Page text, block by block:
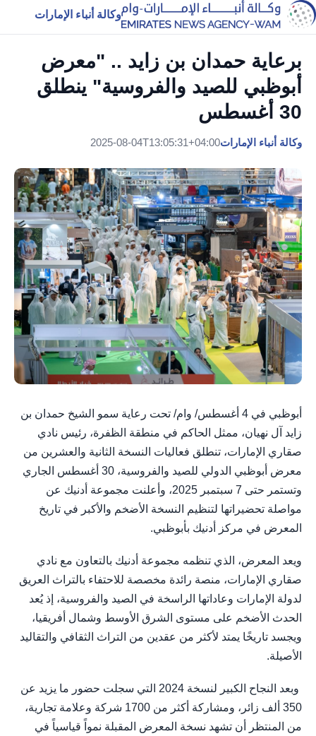
وكالة أنباء الإمارات
برعاية حمدان بن زايد .. "معرض
أبوظبي للصيد والفروسية" ينطلق
30 أغسطس
وكالة أنباء الإمارات2025-08-04T13:05:31+04:00
أبوظبي في 4 أغسطس/ وام/ تحت رعاية سمو الشيخ حمدان بن
زايد آل نهيان، ممثل الحاكم في منطقة الظفرة، رئيس نادي
صقاري الإمارات، تنطلق فعاليات النسخة الثانية والعشرين من
معرض أبوظبي الدولي للصيد والفروسية، 30 أغسطس الجاري
وتستمر حتى 7 سبتمبر 2025، وأعلنت مجموعة أدنيك عن
مواصلة تحضيراتها لتنظيم النسخة الأضخم والأكبر في تاريخ
المعرض في مركز أدنيك بأبوظبي.
ويعد المعرض، الذي تنظمه مجموعة أدنيك بالتعاون مع نادي
صقاري الإمارات، منصة رائدة مخصصة للاحتفاء بالتراث العريق
لدولة الإمارات وعاداتها الراسخة في الصيد والفروسية، إذ يُعد
الحدث الأضخم على مستوى الشرق الأوسط وشمال أفريقيا،
ويجسد تاريخًا يمتد لأكثر من عقدين من التراث الثقافي والتقاليد
الأصيلة.
وبعد النجاح الكبير لنسخة 2024 التي سجلت حضور ما يزيد عن
350 ألف زائر، ومشاركة أكثر من 1700 شركة وعلامة تجارية،
من المنتظر أن تشهد نسخة المعرض المقبلة نمواً قياسياً في